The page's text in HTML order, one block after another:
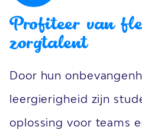
Profiteer van
zorgtalent
Door hun
leergierigheid zijn
oplossing voor teams